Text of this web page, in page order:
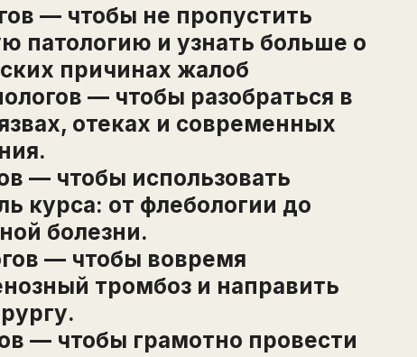
Написать в поддержку
— чтобы не пропустить
патологию и узнать больше о
причинах жалоб
— чтобы разобраться в
отеках и современных
— чтобы использовать
курса: от флебологии до
болезни.
— чтобы вовремя
тромбоз и направить
— чтобы грамотно провести
Оставьте заявку на курс «Амбулаторная хирургия » и получите самые выгодные условия.
После отправки заявки с вами свяжется менеджер с 9:00 до 21:00 по мск.
Электронная почта Телефон